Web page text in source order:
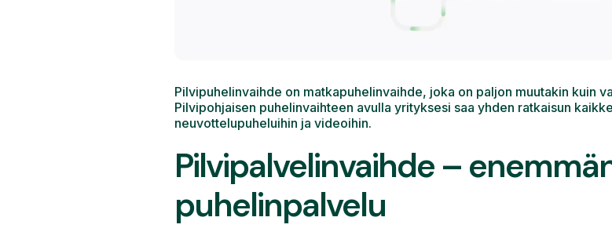
Pilvipuhelinvaihde on matkapuhelinvaihde, joka on paljon muutakin kuin
Pilvipohjaisen puhelinvaihteen avulla yrityksesi saa yhden ratkaisun
neuvottelupuheluihin ja videoihin.
Pilvipalvelinvaihde –
puhelinpalvelu